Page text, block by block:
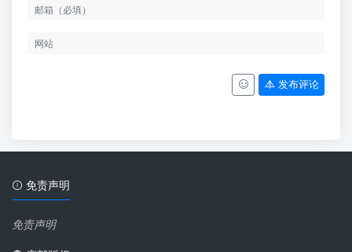
发布评论
免责声明
免责声明